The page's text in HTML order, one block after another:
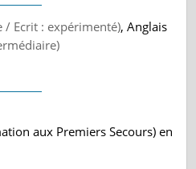
/ Ecrit : expérimenté), Anglais
aux Premiers Secours) en